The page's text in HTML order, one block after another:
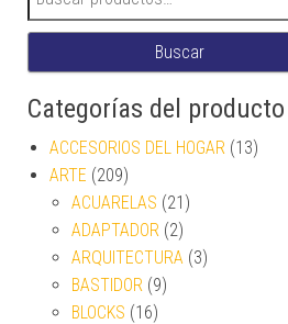
Buscar
Categorías del producto
ACCESORIOS DEL HOGAR (13)
ARTE (209)
ACUARELAS (21)
ADAPTADOR (2)
ARQUITECTURA (3)
BASTIDOR (9)
BLOCKS (16)